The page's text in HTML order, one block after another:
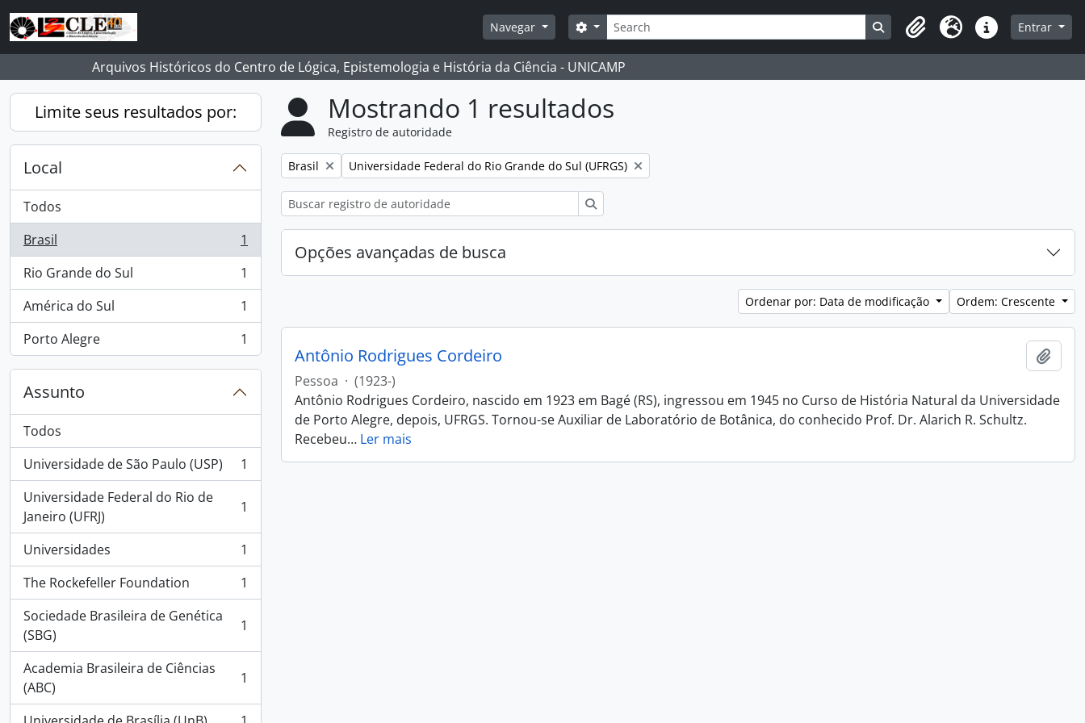
Skip to main content
Navegar
Buscar
Opções de busca Busque na página de navegação
Clipboard
Idioma Atalhos Entrar
Arquivos Históricos do Centro de Lógica, Epistemologia e História da Ciência - UNICAMP
Limite seus resultados por:
Local
Todos
Brasil
, 1 resultados
1
Rio Grande do Sul
, 1 resultados
1
América do Sul
, 1 resultados
1
Porto Alegre
, 1 resultados 1
Assunto
Todos
Universidade de São Paulo (USP)
, 1 resultados
1
Universidade Federal do Rio de
Janeiro (UFRJ)
, 1 resultados 1
Universidades
, 1 resultados
1
The Rockefeller Foundation
, 1 resultados
1
Sociedade Brasileira de Genética
(SBG)
, 1 resultados 1
Academia Brasileira de Ciências
(ABC)
, 1 resultados 1
Mostrando 1 resultados
Registro de autoridade
Remover filtro:
Brasil Remover filtro:
Universidade Federal do Rio Grande do Sul (UFRGS)
Opções avançadas de busca
Ordenar por: Data de modificação Ordem: Crescente
Antônio Rodrigues Cordeiro
Pessoa · (1923-)
Antônio Rodrigues Cordeiro, nascido em 1923 em Bagé (RS), ingressou em 1945 no Curso de História Natural da Universidade
de Porto Alegre, depois, UFRGS. Tornou-se Auxiliar de Laboratório de Botânica, do conhecido Prof. Dr. Alarich R. Schultz.
Recebeu… Ler mais